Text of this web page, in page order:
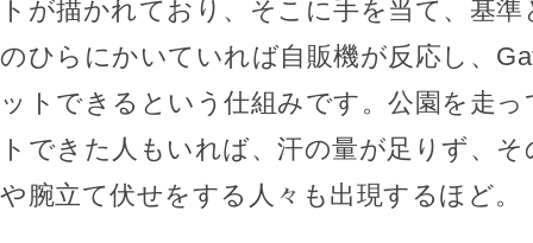
トが描かれており、そこに手を当て、基
のひらにかいていれば自販機が反応し、
ットできるという仕組みです。公園を走
トできた人もいれば、汗の量が足りず、
や腕立て伏せをする人々も出現するほど。